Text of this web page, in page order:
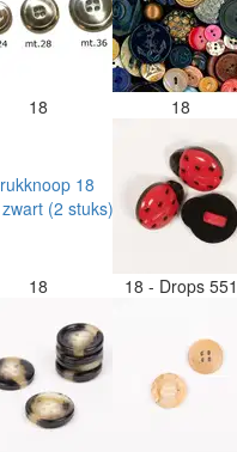
18 18
18 18 - Drops